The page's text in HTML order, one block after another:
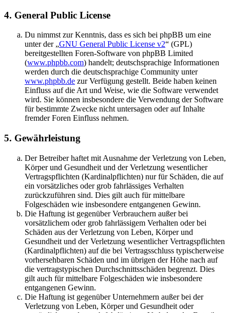
4. General Public License
Du nimmst zur Kenntnis, dass es sich bei phpBB um eine
unter der „GNU General Public License v2“ (GPL)
bereitgestellten Foren-Software von phpBB Limited
(www.phpbb.com) handelt; deutschsprachige Informationen
werden durch die deutschsprachige Community unter
www.phpbb.de zur Verfügung gestellt. Beide haben keinen
Einfluss auf die Art und Weise, wie die Software verwendet
wird. Sie können insbesondere die Verwendung der Software
für bestimmte Zwecke nicht untersagen oder auf Inhalte
fremder Foren Einfluss nehmen.
5. Gewährleistung
Der Betreiber haftet mit Ausnahme der Verletzung von Leben,
Körper und Gesundheit und der Verletzung wesentlicher
Vertragspflichten (Kardinalpflichten) nur für Schäden, die auf
ein vorsätzliches oder grob fahrlässiges Verhalten
zurückzuführen sind. Dies gilt auch für mittelbare
Folgeschäden wie insbesondere entgangenen Gewinn.
Die Haftung ist gegenüber Verbrauchern außer bei
vorsätzlichem oder grob fahrlässigem Verhalten oder bei
Schäden aus der Verletzung von Leben, Körper und
Gesundheit und der Verletzung wesentlicher Vertragspflichten
(Kardinalpflichten) auf die bei Vertragsschluss typischerweise
vorhersehbaren Schäden und im übrigen der Höhe nach auf
die vertragstypischen Durchschnittsschäden begrenzt. Dies
gilt auch für mittelbare Folgeschäden wie insbesondere
entgangenen Gewinn.
Die Haftung ist gegenüber Unternehmern außer bei der
Verletzung von Leben, Körper und Gesundheit oder